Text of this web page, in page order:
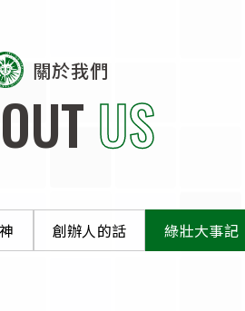
關於我們
US
創辦人的話 綠壯大事記